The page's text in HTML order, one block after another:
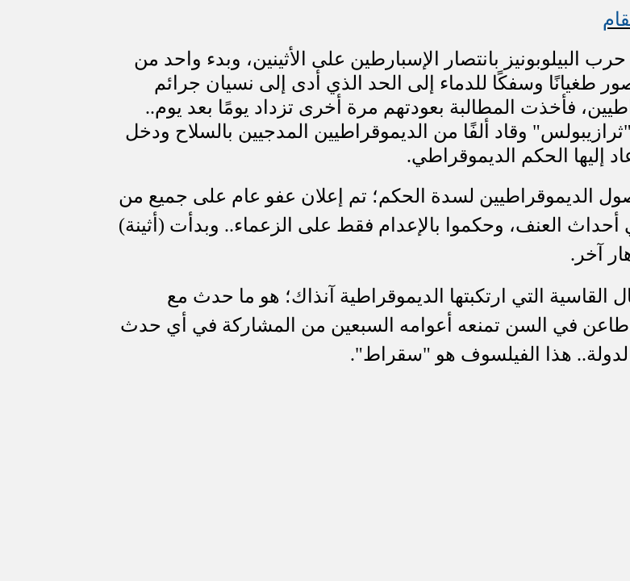
حرب البيلوبونيز بانتصار الإسبارطين على الأثينين، وبدء واحد من
طغيانًا وسفكًا للدماء إلى الحد الذي أدى إلى نسيان جرائم
فأخذت المطالبة بعودتهم مرة أخرى تزداد يومًا بعد يوم..
وقاد ألفًا من الديموقراطيين المدجيين بالسلاح ودخل
إليها الحكم الديموقراطي.
الديموقراطيين لسدة الحكم؛ تم إعلان عفو عام على جميع من
العنف، وحكموا بالإعدام فقط على الزعماء.. وبدأت (أثينة)
آخر.
القاسية التي ارتكبتها الديموقراطية آنذاك؛ هو ما حدث مع
في السن تمنعه أعوامه السبعين من المشاركة في أي حدث
هذا الفيلسوف هو "سقراط".